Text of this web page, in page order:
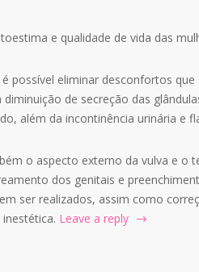
e qualidade de vida das
possível eliminar desconfortos
de secreção das
além da incontinência urinária e
o aspecto externo da vulva e o
dos genitais e
ser realizados, assim como
Leave a reply